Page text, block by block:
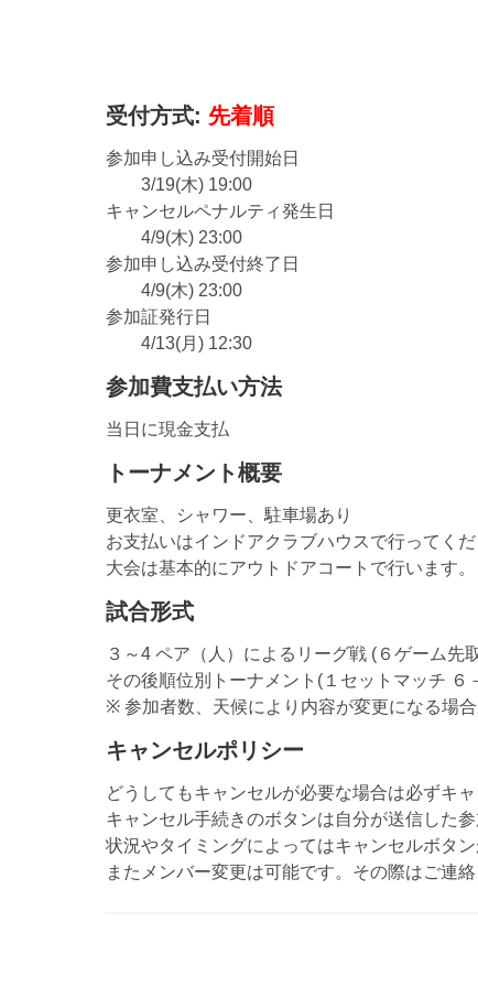
受付方式: 先着順
参加申し込み受付開始日
3/19(木) 19:00
キャンセルペナルティ発生日
4/9(木) 23:00
参加申し込み受付終了日
4/9(木) 23:00
参加証発行日
4/13(月) 12:30
参加費支払い方法
当日に現金支払
トーナメント概要
更衣室、シャワー、駐車場あり
お支払いはインドアクラブハウスで行ってくだ
大会は基本的にアウトドアコートで行います
試合形式
３～4 ペア（人）によるリーグ戦 (６ゲーム先
その後順位別トーナメント(１セットマッチ ６
※ 参加者数、天候により内容が変更になる場
キャンセルポリシー
どうしてもキャンセルが必要な場合は必ずキ
キャンセル手続きのボタンは自分が送信した
状況やタイミングによってはキャンセルボタ
またメンバー変更は可能です。その際はご連